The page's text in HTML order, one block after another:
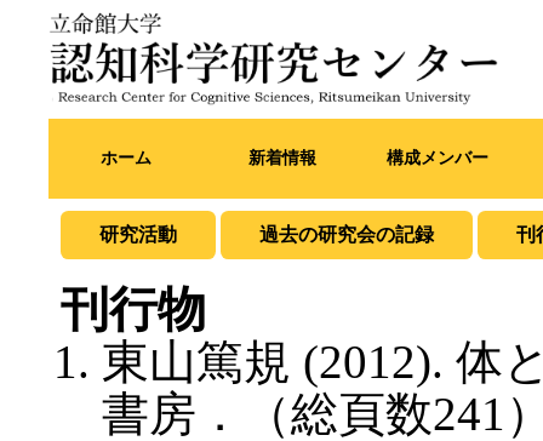
ホーム 新着情報 構成メンバー
研究活動 過去の研究会の記録 刊
刊行物
東山篤規 (2012). 体
書房．（総頁数241